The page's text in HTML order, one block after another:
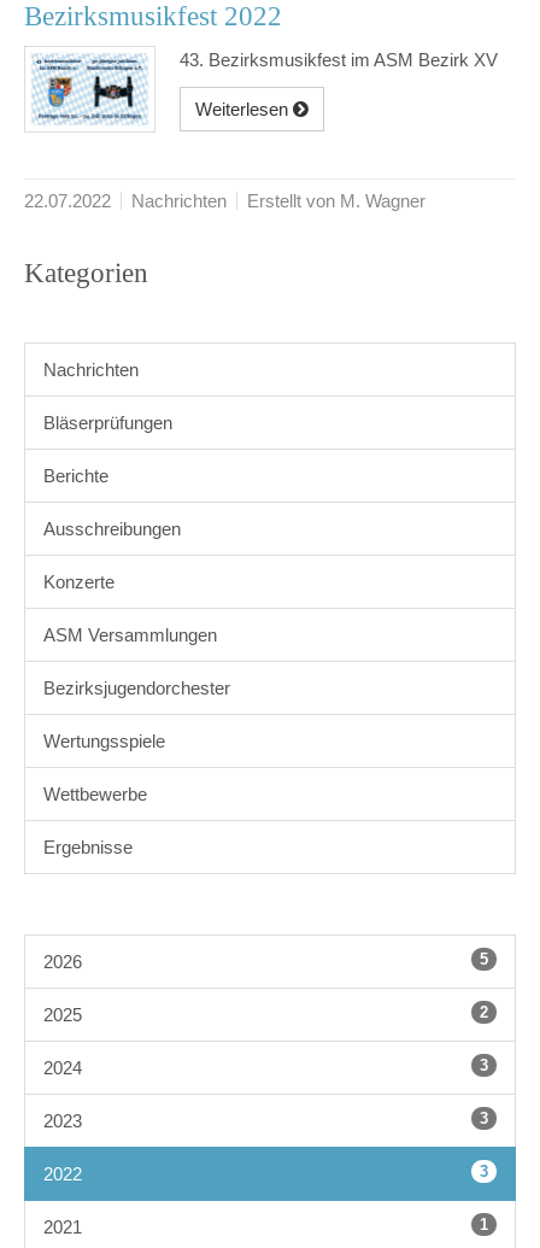
Bezirksmusikfest 2022
43. Bezirksmusikfest im ASM Bezirk XV
Weiterlesen
22.07.2022 Nachrichten Erstellt von M. Wagner
Kategorien
Nachrichten
Bläserprüfungen
Berichte
Ausschreibungen
Konzerte
ASM Versammlungen
Bezirksjugendorchester
Wertungsspiele
Wettbewerbe
Ergebnisse
2026 5
2025 2
2024 3
2023 3
2022 3
2021 1